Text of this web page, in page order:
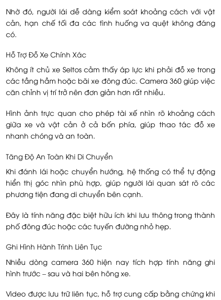
Nhờ đó, người lái dễ dàng kiểm soát khoảng cách với vật
cản, hạn chế tối đa các tình huống va quệt không đáng
có.
Hỗ Trợ Đỗ Xe Chính Xác
Không ít chủ xe Seltos cảm thấy áp lực khi phải đỗ xe trong
các tầng hầm hoặc bãi xe đông đúc. Camera 360 giúp việc
căn chỉnh vị trí trở nên đơn giản hơn rất nhiều.
Hình ảnh trực quan cho phép tài xế nhìn rõ khoảng cách
giữa xe và vật cản ở cả bốn phía, giúp thao tác đỗ xe
nhanh chóng và an toàn.
Tăng Độ An Toàn Khi Di Chuyển
Khi đánh lái hoặc chuyển hướng, hệ thống có thể tự động
hiển thị góc nhìn phù hợp, giúp người lái quan sát rõ các
phương tiện đang di chuyển bên cạnh.
Đây là tính năng đặc biệt hữu ích khi lưu thông trong thành
phố đông đúc hoặc các tuyến đường nhỏ hẹp.
Ghi Hình Hành Trình Liên Tục
Nhiều dòng camera 360 hiện nay tích hợp tính năng ghi
hình trước – sau và hai bên hông xe.
Video được lưu trữ liên tục, hỗ trợ cung cấp bằng chứng khi